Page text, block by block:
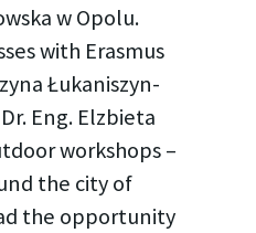
w Opolu.
with Erasmus
Łukaniszyn-
Eng. Elzbieta
workshops –
the city of
the opportunity